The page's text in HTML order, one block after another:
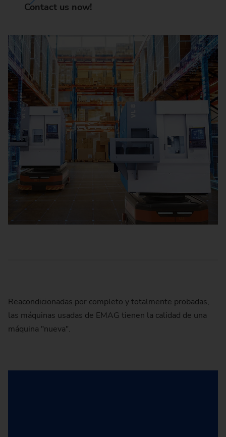
Contact us now!
Reacondicionadas por completo y totalmente probadas,
las máquinas usadas de EMAG tienen la calidad de una
máquina "nueva".